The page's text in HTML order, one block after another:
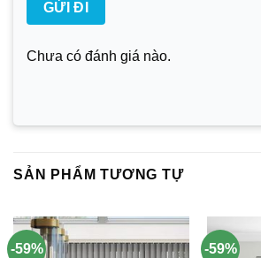
Chưa có đánh giá nào.
SẢN PHẨM TƯƠNG TỰ
-59% -59%